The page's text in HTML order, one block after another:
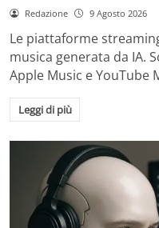
Redazione 9 Agosto 2026
Le piattaforme
musica generata da IA.
Apple Music e YouTube
Leggi di più